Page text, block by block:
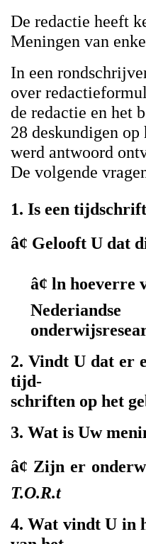
De redactie heeft
Meningen van
In een
over
de redactie en het
28 deskundigen
werd antwoord
De volgende
1. Is een
â¢ Gelooft U dat
â¢ ln
Nederiandse
2. Vindt U dat er
tijd-
schriften op het
3. Wat is Uw
â¢ Zijn er
T.O.R.t
4. Wat vindt U in